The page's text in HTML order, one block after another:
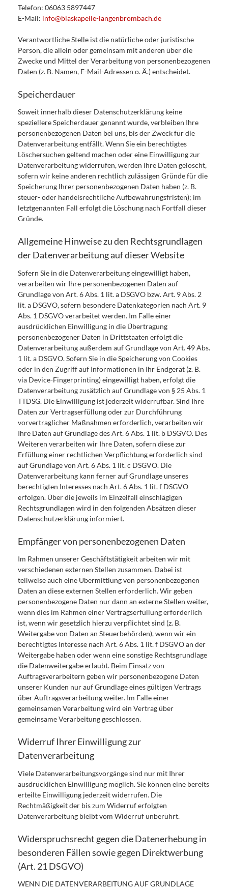
Telefon: 06063 5897447
E-Mail: info@blaskapelle-langenbrombach.de
Verantwortliche Stelle ist die natürliche oder juristische
Person, die allein oder gemeinsam mit anderen über die
Zwecke und Mittel der Verarbeitung von personenbezogenen
Daten (z. B. Namen, E-Mail-Adressen o. Ä.) entscheidet.
Speicherdauer
Soweit innerhalb dieser Datenschutzerklärung keine
speziellere Speicherdauer genannt wurde, verbleiben Ihre
personenbezogenen Daten bei uns, bis der Zweck für die
Datenverarbeitung entfällt. Wenn Sie ein berechtigtes
Löschersuchen geltend machen oder eine Einwilligung zur
Datenverarbeitung widerrufen, werden Ihre Daten gelöscht,
sofern wir keine anderen rechtlich zulässigen Gründe für die
Speicherung Ihrer personenbezogenen Daten haben (z. B.
steuer- oder handelsrechtliche Aufbewahrungsfristen); im
letztgenannten Fall erfolgt die Löschung nach Fortfall dieser
Gründe.
Allgemeine Hinweise zu den Rechtsgrundlagen
der Datenverarbeitung auf dieser Website
Sofern Sie in die Datenverarbeitung eingewilligt haben,
verarbeiten wir Ihre personenbezogenen Daten auf
Grundlage von Art. 6 Abs. 1 lit. a DSGVO bzw. Art. 9 Abs. 2
lit. a DSGVO, sofern besondere Datenkategorien nach Art. 9
Abs. 1 DSGVO verarbeitet werden. Im Falle einer
ausdrücklichen Einwilligung in die Übertragung
personenbezogener Daten in Drittstaaten erfolgt die
Datenverarbeitung außerdem auf Grundlage von Art. 49 Abs.
1 lit. a DSGVO. Sofern Sie in die Speicherung von Cookies
oder in den Zugriff auf Informationen in Ihr Endgerät (z. B.
via Device-Fingerprinting) eingewilligt haben, erfolgt die
Datenverarbeitung zusätzlich auf Grundlage von § 25 Abs. 1
TTDSG. Die Einwilligung ist jederzeit widerrufbar. Sind Ihre
Daten zur Vertragserfüllung oder zur Durchführung
vorvertraglicher Maßnahmen erforderlich, verarbeiten wir
Ihre Daten auf Grundlage des Art. 6 Abs. 1 lit. b DSGVO. Des
Weiteren verarbeiten wir Ihre Daten, sofern diese zur
Erfüllung einer rechtlichen Verpflichtung erforderlich sind
auf Grundlage von Art. 6 Abs. 1 lit. c DSGVO. Die
Datenverarbeitung kann ferner auf Grundlage unseres
berechtigten Interesses nach Art. 6 Abs. 1 lit. f DSGVO
erfolgen. Über die jeweils im Einzelfall einschlägigen
Rechtsgrundlagen wird in den folgenden Absätzen dieser
Datenschutzerklärung informiert.
Empfänger von personenbezogenen Daten
Im Rahmen unserer Geschäftstätigkeit arbeiten wir mit
verschiedenen externen Stellen zusammen. Dabei ist
teilweise auch eine Übermittlung von personenbezogenen
Daten an diese externen Stellen erforderlich. Wir geben
personenbezogene Daten nur dann an externe Stellen weiter,
wenn dies im Rahmen einer Vertragserfüllung erforderlich
ist, wenn wir gesetzlich hierzu verpflichtet sind (z. B.
Weitergabe von Daten an Steuerbehörden), wenn wir ein
berechtigtes Interesse nach Art. 6 Abs. 1 lit. f DSGVO an der
Weitergabe haben oder wenn eine sonstige Rechtsgrundlage
die Datenweitergabe erlaubt. Beim Einsatz von
Auftragsverarbeitern geben wir personenbezogene Daten
unserer Kunden nur auf Grundlage eines gültigen Vertrags
über Auftragsverarbeitung weiter. Im Falle einer
gemeinsamen Verarbeitung wird ein Vertrag über
gemeinsame Verarbeitung geschlossen.
Widerruf Ihrer Einwilligung zur
Datenverarbeitung
Viele Datenverarbeitungsvorgänge sind nur mit Ihrer
ausdrücklichen Einwilligung möglich. Sie können eine bereits
erteilte Einwilligung jederzeit widerrufen. Die
Rechtmäßigkeit der bis zum Widerruf erfolgten
Datenverarbeitung bleibt vom Widerruf unberührt.
Widerspruchsrecht gegen die Datenerhebung in
besonderen Fällen sowie gegen Direktwerbung
(Art. 21 DSGVO)
WENN DIE DATENVERARBEITUNG AUF GRUNDLAGE